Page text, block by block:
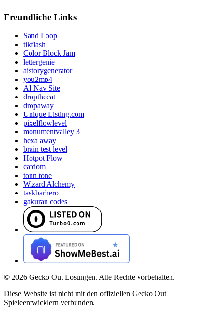
Freundliche Links
Sand Loop
tikflash
Color Block Jam
lettergenie
aistorygenerator
you2mp4
AI Nav Site
dropthecat
dropaway
Unique Listing.com
pixelflowlevel
monumentvalley 3
hexa away
brain test level
Hotpot Flow
catdom
tonn tone
Wizard Alchemy
taskbarhero
gakuran codes
© 2026 Gecko Out Lösungen. Alle Rechte vorbehalten.
Diese Website ist nicht mit den offiziellen Gecko Out
Spieleentwicklern verbunden.